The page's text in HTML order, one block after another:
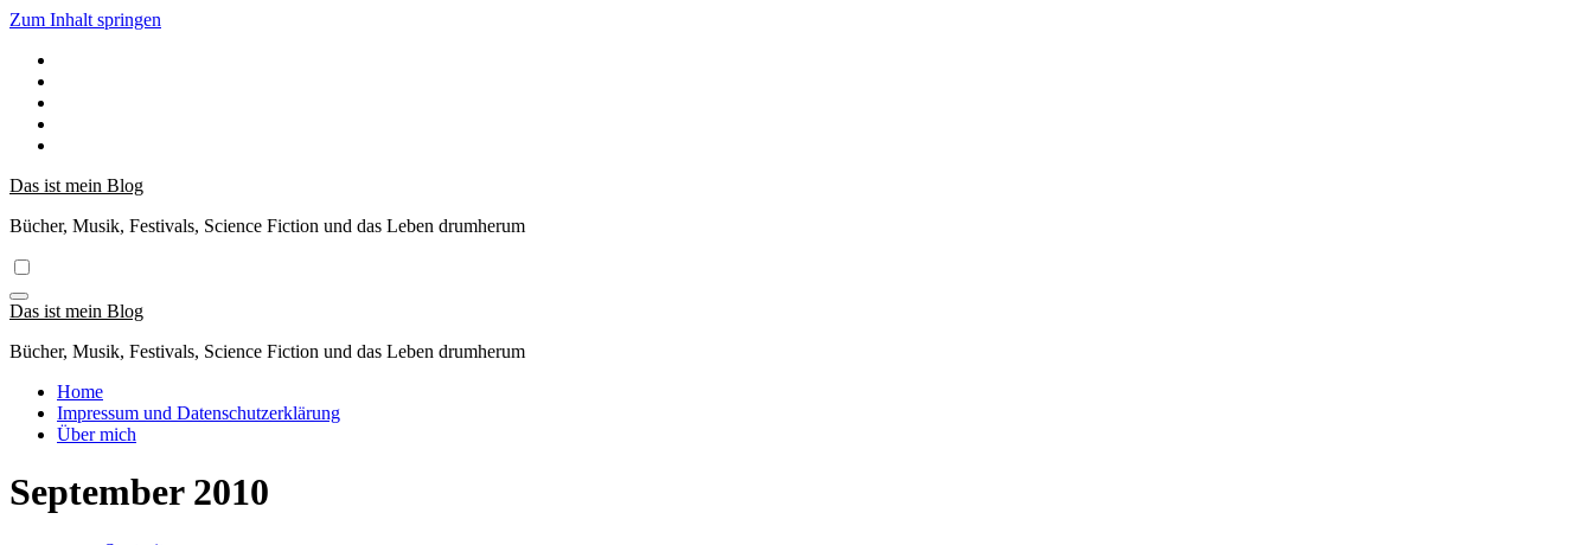
Zum Inhalt springen
Das ist mein Blog
Bücher, Musik, Festivals, Science Fiction und das Leben drumherum
Das ist mein Blog
Bücher, Musik, Festivals, Science Fiction und das Leben drumherum
Home
Impressum und Datenschutzerklärung
Über mich
September 2010